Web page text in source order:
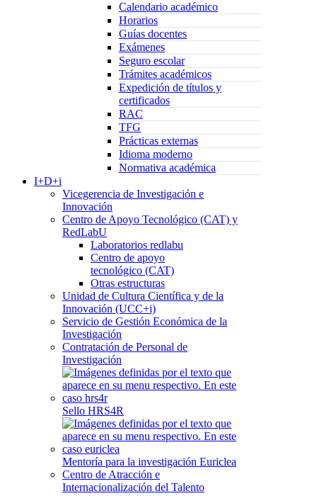
Calendario académico
Horarios
Guías docentes
Exámenes
Seguro escolar
Trámites académicos
Expedición de títulos y
certificados
RAC
TFG
Prácticas externas
Idioma moderno
Normativa académica
I+D+i
Vicegerencia de Investigación e
Innovación
Centro de Apoyo Tecnológico (CAT) y
RedLabU
Laboratorios redlabu
Centro de apoyo
tecnológico (CAT)
Otras estructuras
Unidad de Cultura Científica y de la
Innovación (UCC+i)
Servicio de Gestión Económica de la
Investigación
Contratación de Personal de
Investigación
Sello HRS4R
Mentoría para la investigación Euriclea
Centro de Atracción e
Internacionalización del Talento